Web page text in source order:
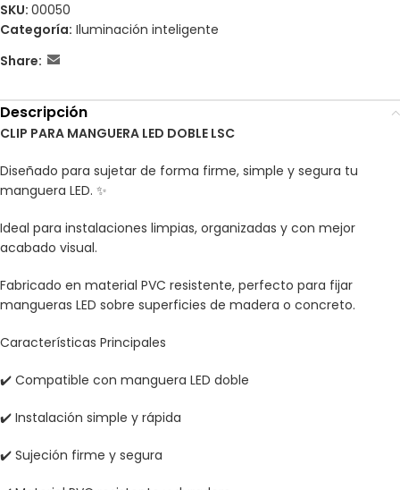
SKU: 00050
Categoría: Iluminación inteligente
Share:
Descripción
CLIP PARA MANGUERA LED DOBLE LSC
Diseñado para sujetar de forma firme, simple y segura tu
manguera LED. ✨
Ideal para instalaciones limpias, organizadas y con mejor
acabado visual.
Fabricado en material PVC resistente, perfecto para fijar
mangueras LED sobre superficies de madera o concreto.
Características Principales
✔️ Compatible con manguera LED doble
✔️ Instalación simple y rápida
✔️ Sujeción firme y segura